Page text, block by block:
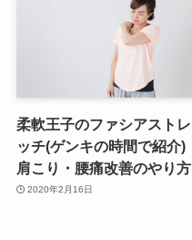
柔軟王子のファシアストレ
ッチ(ゲンキの時間で紹介)
肩こり・腰痛改善のやり方
2020年2月16日